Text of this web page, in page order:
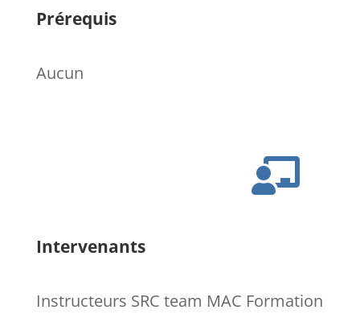
Prérequis
Aucun

Intervenants
Instructeurs SRC team MAC Formation